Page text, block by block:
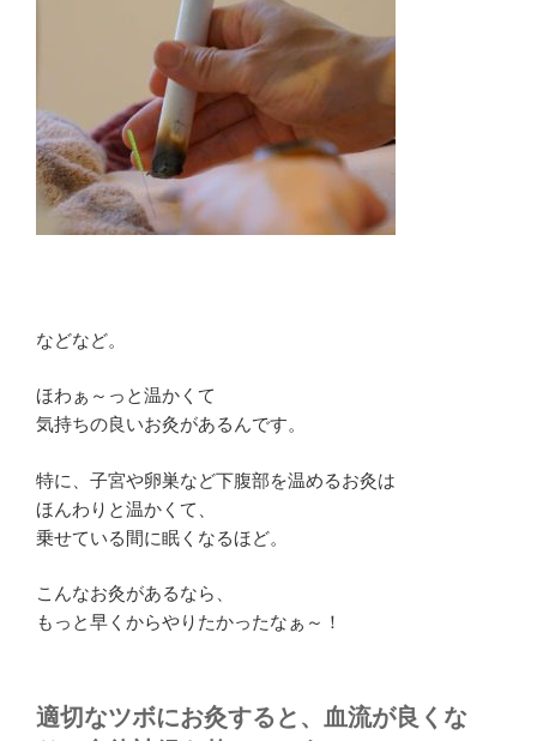
などなど。
ほわぁ～っと温かくて
気持ちの良いお灸があるんです。
特に、子宮や卵巣など下腹部を温めるお灸は
ほんわりと温かくて、
乗せている間に眠くなるほど。
こんなお灸があるなら、
もっと早くからやりたかったなぁ～！
適切なツボにお灸すると、血流が良くな